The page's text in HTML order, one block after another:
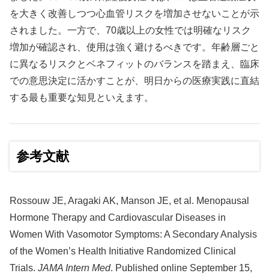
を大きく改善しつつ心血管リスクを増加させないことが示
されました。一方で、70歳以上の女性では明確なリスク
増加が確認され、使用は強く避けるべきです。年齢層ごと
に異なるリスクとベネフィットのバランスを踏まえ、臨床
での意思決定に活かすことが、明日からの医療実践に直結
する最も重要な知見といえます。
参考文献
Rossouw JE, Aragaki AK, Manson JE, et al. Menopausal
Hormone Therapy and Cardiovascular Diseases in
Women With Vasomotor Symptoms: A Secondary Analysis
of the Women’s Health Initiative Randomized Clinical
Trials. JAMA Intern Med. Published online September 15,